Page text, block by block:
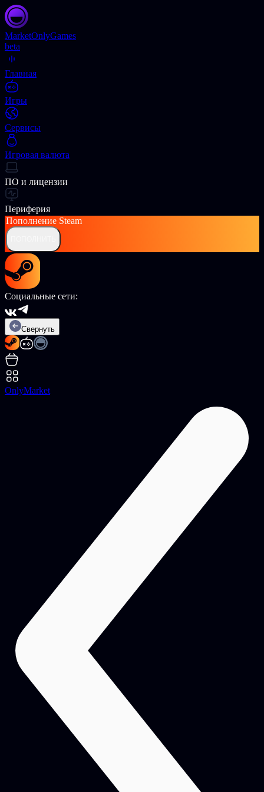
MarketOnlyGames
beta
Главная
Игры
Сервисы
Игровая валюта
ПО и лицензии
Периферия
Пополнение Steam
Социальные сети:
Свернуть
OnlyMarket